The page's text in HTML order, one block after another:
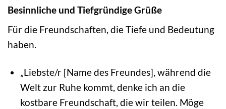
Besinnliche und Tiefgründige Grüße
Für die Freundschaften, die Tiefe und Bedeutung
haben.
„Liebste/r [Name des Freundes], während die
Welt zur Ruhe kommt, denke ich an die
kostbare Freundschaft, die wir teilen. Möge